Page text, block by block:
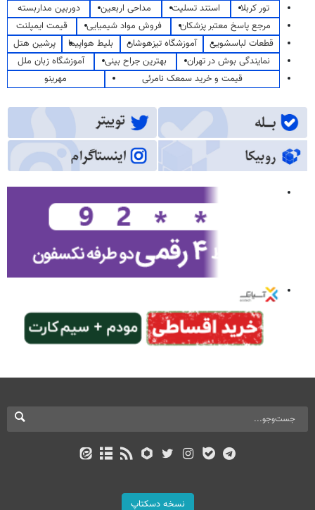
تور کربلا
استند تسلیت مداحی اربعین
دوربین مداربسته
مرجع پاسخ معتبر پزشکان
فروش مواد شیمیایی
قیمت ایمپلنت
قطعات لباسشویی
آموزشگاه تیزهوشان بلیط هواپیما
پرشین هتل
نمایندگی بوش در تهران
بهترین جراح بینی
آموزشگاه زبان ملل
قیمت و خرید سمعک نامرئی
مهرینو
نسخه دسکتاپ